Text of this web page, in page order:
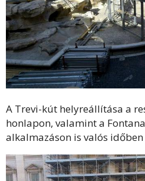
A Trevi-kút helyreállítása a
honlapon, valamint a
alkalmazáson is valós